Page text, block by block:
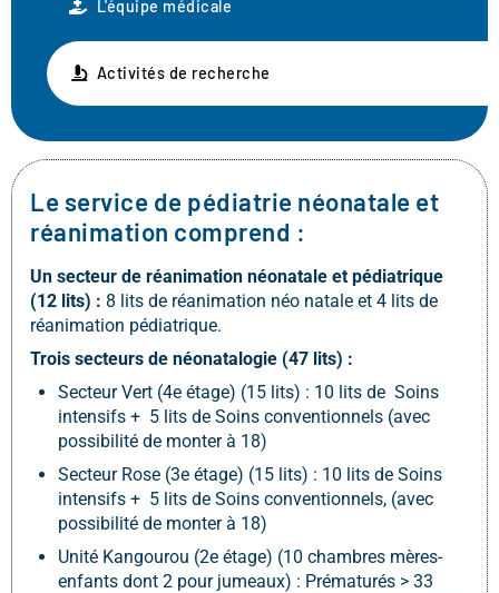
L'équipe médicale
Activités de recherche
Le service de pédiatrie néonatale et
réanimation comprend :
Un secteur de réanimation néonatale et pédiatrique
(12 lits) : 8 lits de réanimation néo natale et 4 lits de
réanimation pédiatrique.
Trois secteurs de néonatalogie (47 lits) :
Secteur Vert (4e étage) (15 lits) : 10 lits de Soins
intensifs + 5 lits de Soins conventionnels (avec
possibilité de monter à 18)
Secteur Rose (3e étage) (15 lits) : 10 lits de Soins
intensifs + 5 lits de Soins conventionnels, (avec
possibilité de monter à 18)
Unité Kangourou (2e étage) (10 chambres mères-
enfants dont 2 pour jumeaux) : Prématurés > 33